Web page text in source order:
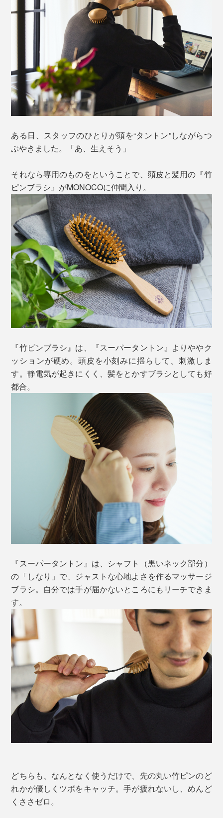
ある日、スタッフのひとりが頭を“タントン”しながらつ
ぶやきました。「あ、生えそう」
それなら専用のものをということで、頭皮と髪用の『竹
ピンブラシ』がMONOCOに仲間入り。
『竹ピンブラシ』は、『スーパータントン』よりややク
ッションが硬め。頭皮を小刻みに揺らして、刺激しま
す。静電気が起きにくく、髪をとかすブラシとしても好
都合。
『スーパータントン』は、シャフト（黒いネック部分）
の「しなり」で、ジャストな心地よさを作るマッサージ
ブラシ。自分では手が届かないところにもリーチできま
す。
どちらも、なんとなく使うだけで、先の丸い竹ピンのど
れかが優しくツボをキャッチ。手が疲れないし、めんど
くささゼロ。